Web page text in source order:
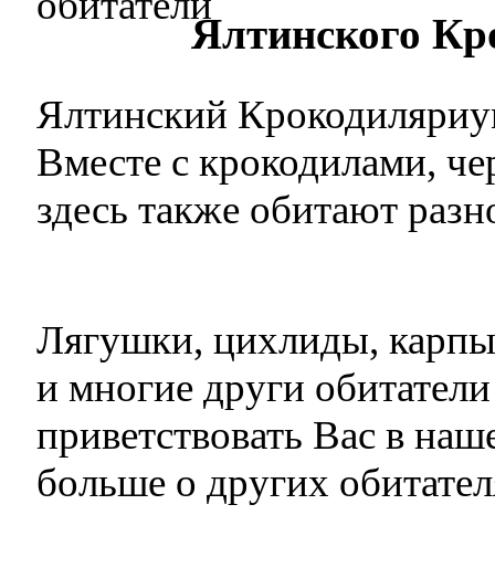
Ялтинского
Ялтинский
Вместе с крокодилами,
здесь также обитают
Лягушки, цихлиды,
и многие други
приветствовать Вас в
больше о других